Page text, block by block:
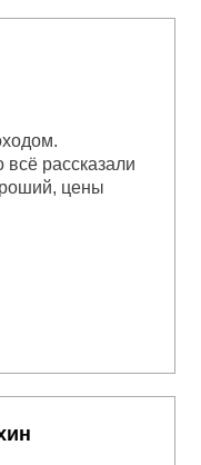
всё рассказали
цены